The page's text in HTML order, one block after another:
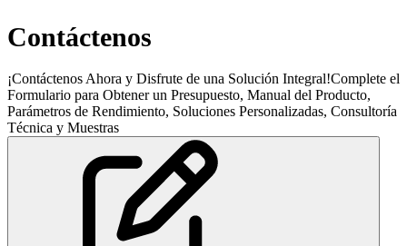
Contáctenos
¡Contáctenos Ahora y Disfrute de una Solución Integral!Complete el
Formulario para Obtener un Presupuesto, Manual del Producto,
Parámetros de Rendimiento, Soluciones Personalizadas, Consultoría
Técnica y Muestras